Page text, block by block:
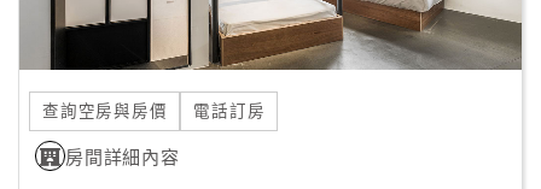
查詢空房與房價 電話訂房
房間詳細內容